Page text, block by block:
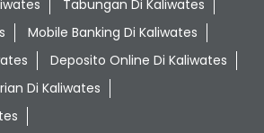
Tabungan Di Kaliwates
Mobile Banking Di Kaliwates
Deposito Online Di Kaliwates
Di Kaliwates